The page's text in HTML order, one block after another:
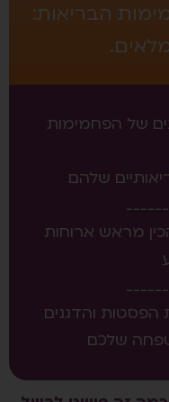
הבריאות:
של הפחמימות
שלהם
מראש ארוחות
והדגנים
שלכם